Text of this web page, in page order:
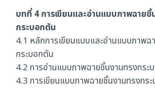
บทที่ 4 การเขียนและอ่านแบบภาพฉายชิ้
กระบอกตัน
4.1 หลักการเขียนแบบและอ่านแบบภาพฉ
กระบอกตัน
4.2 การอ่านแบบภาพฉายชิ้นงานทรงกระ
4.3 การเขียนแบบภาพฉายชิ้นงานทรงกร